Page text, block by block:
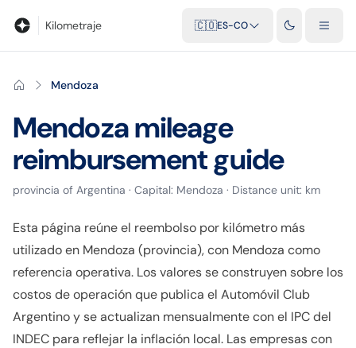
Kilometraje 🇨🇴ES-CO
Mendoza
Mendozamileage
reimbursement guide
provincia of Argentina · Capital: Mendoza · Distance unit: km
Esta página reúne el reembolso por kilómetro más
utilizado en Mendoza (provincia), con Mendoza como
referencia operativa. Los valores se construyen sobre los
costos de operación que publica el Automóvil Club
Argentino y se actualizan mensualmente con el IPC del
INDEC para reflejar la inflación local. Las empresas con